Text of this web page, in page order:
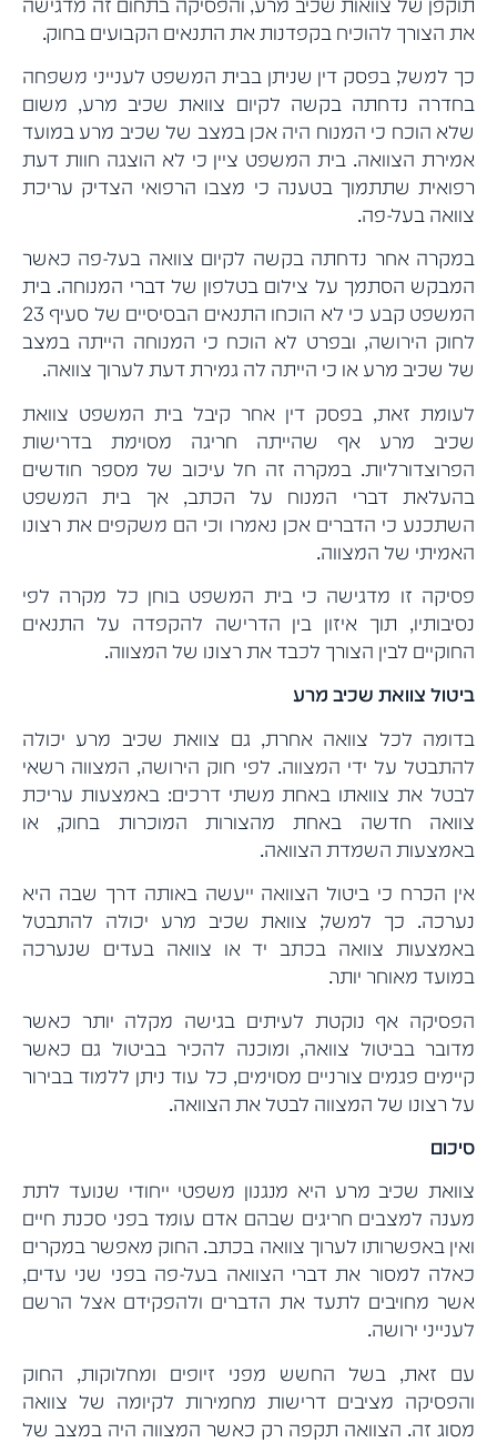
תוקפן של צוואות שכיב מרע, והפסיקה בתחום זה מדגישה
את הצורך להוכיח בקפדנות את התנאים הקבועים בחוק.
כך למשל, בפסק דין שניתן בבית המשפט לענייני משפחה
בחדרה נדחתה בקשה לקיום צוואת שכיב מרע, משום
שלא הוכח כי המנוח היה אכן במצב של שכיב מרע במועד
אמירת הצוואה. בית המשפט ציין כי לא הוצגה חוות דעת
רפואית שתתמוך בטענה כי מצבו הרפואי הצדיק עריכת
צוואה בעל-פה.
במקרה אחר נדחתה בקשה לקיום צוואה בעל-פה כאשר
המבקש הסתמך על צילום בטלפון של דברי המנוחה. בית
המשפט קבע כי לא הוכחו התנאים הבסיסיים של סעיף 23
לחוק הירושה, ובפרט לא הוכח כי המנוחה הייתה במצב
של שכיב מרע או כי הייתה לה גמירת דעת לערוך צוואה.
לעומת זאת, בפסק דין אחר קיבל בית המשפט צוואת
שכיב מרע אף שהייתה חריגה מסוימת בדרישות
הפרוצדורליות. במקרה זה חל עיכוב של מספר חודשים
בהעלאת דברי המנוח על הכתב, אך בית המשפט
השתכנע כי הדברים אכן נאמרו וכי הם משקפים את רצונו
האמיתי של המצווה.
פסיקה זו מדגישה כי בית המשפט בוחן כל מקרה לפי
נסיבותיו, תוך איזון בין הדרישה להקפדה על התנאים
החוקיים לבין הצורך לכבד את רצונו של המצווה.
ביטול צוואת שכיב מרע
בדומה לכל צוואה אחרת, גם צוואת שכיב מרע יכולה
להתבטל על ידי המצווה. לפי חוק הירושה, המצווה רשאי
לבטל את צוואתו באחת משתי דרכים: באמצעות עריכת
צוואה חדשה באחת מהצורות המוכרות בחוק, או
באמצעות השמדת הצוואה.
אין הכרח כי ביטול הצוואה ייעשה באותה דרך שבה היא
נערכה. כך למשל, צוואת שכיב מרע יכולה להתבטל
באמצעות צוואה בכתב יד או צוואה בעדים שנערכה
במועד מאוחר יותר.
הפסיקה אף נוקטת לעיתים בגישה מקלה יותר כאשר
מדובר בביטול צוואה, ומוכנה להכיר בביטול גם כאשר
קיימים פגמים צורניים מסוימים, כל עוד ניתן ללמוד בבירור
על רצונו של המצווה לבטל את הצוואה.
סיכום
צוואת שכיב מרע היא מנגנון משפטי ייחודי שנועד לתת
מענה למצבים חריגים שבהם אדם עומד בפני סכנת חיים
ואין באפשרותו לערוך צוואה בכתב. החוק מאפשר במקרים
כאלה למסור את דברי הצוואה בעל-פה בפני שני עדים,
אשר מחויבים לתעד את הדברים ולהפקידם אצל הרשם
לענייני ירושה.
עם זאת, בשל החשש מפני זיופים ומחלוקות, החוק
והפסיקה מציבים דרישות מחמירות לקיומה של צוואה
מסוג זה. הצוואה תקפה רק כאשר המצווה היה במצב של